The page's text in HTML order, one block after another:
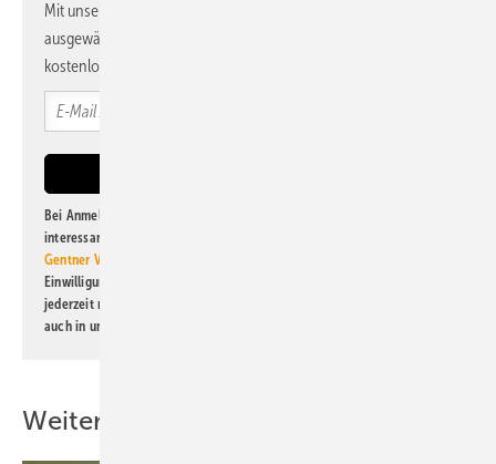
Mit unserem Newsletter erhalten Sie regelmäßig von uns
ausgewählte Informationen und Neuigkeiten, gebündelt und
kostenlos direkt ins Postfach.
Bei Anmeldung zu diesem Newsletter bin ich damit einverstanden, über
interessante Verlags- und Online-Angebote
Gentner Verlag GmbH & Co. KG
Einwilligung kann ich jederzeit widerrufen und eine Abmeldung ist
jederzeit möglich. Informationen zum Umgang mit Daten finden Sie
auch in unserer
Weitere Inhalte